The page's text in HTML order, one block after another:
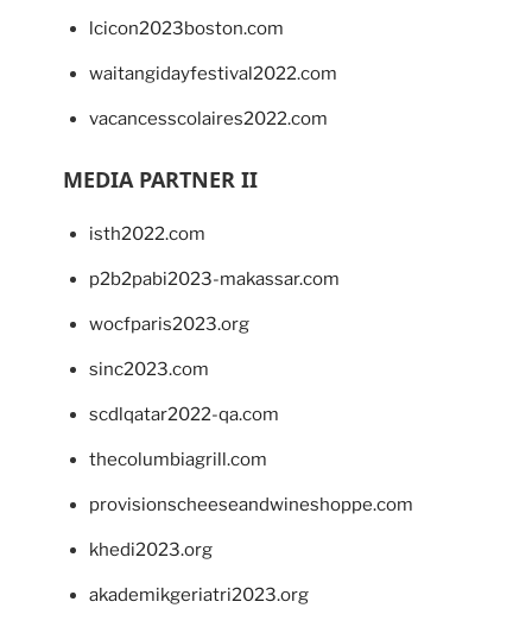
lcicon2023boston.com
waitangidayfestival2022.com
vacancesscolaires2022.com
MEDIA PARTNER II
isth2022.com
p2b2pabi2023-makassar.com
wocfparis2023.org
sinc2023.com
scdlqatar2022-qa.com
thecolumbiagrill.com
provisionscheeseandwineshoppe.com
khedi2023.org
akademikgeriatri2023.org